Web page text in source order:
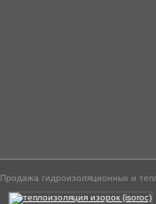
Продажа гидроизоляционных и